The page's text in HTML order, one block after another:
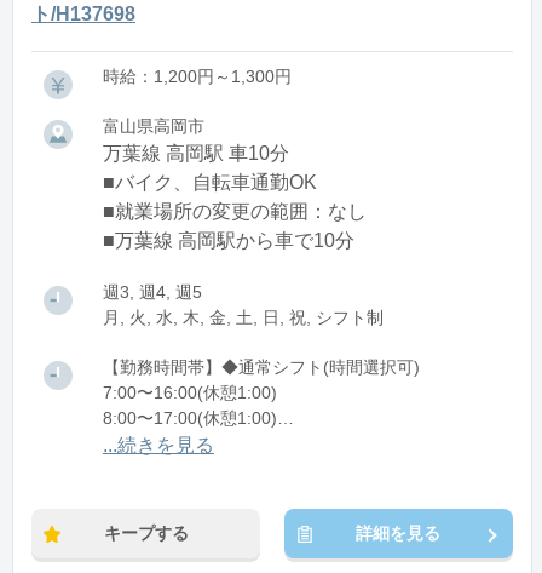
ト/H137698
時給：1,200円～1,300円
富山県高岡市
万葉線 高岡駅 車10分
■バイク、自転車通勤OK
■就業場所の変更の範囲：なし
■万葉線 高岡駅から車で10分
週3, 週4, 週5
月, 火, 水, 木, 金, 土, 日, 祝, シフト制
【勤務時間帯】◆通常シフト(時間選択可)
7:00〜16:00(休憩1:00)
8:00〜17:00(休憩1:00)
12:00〜21:00(休憩1:00)
...続きを見る
キープする 詳細を見る